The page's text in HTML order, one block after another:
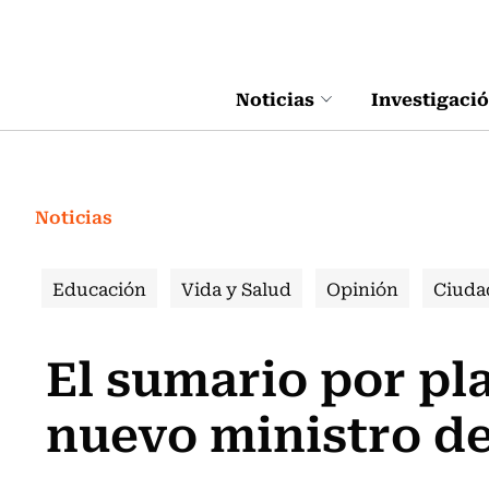
Noticias
Noticias
Educación Vida y Salud Opinión
El sumario por
nuevo ministro